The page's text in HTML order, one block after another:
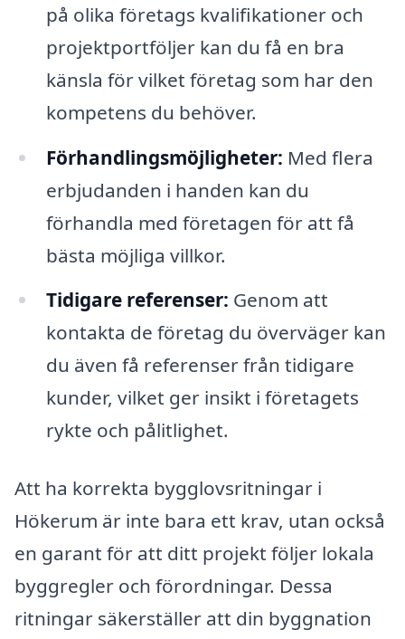
på olika företags kvalifikationer och
projektportföljer kan du få en bra
känsla för vilket företag som har den
kompetens du behöver.
Förhandlingsmöjligheter: Med flera
erbjudanden i handen kan du
förhandla med företagen för att få
bästa möjliga villkor.
Tidigare referenser: Genom att
kontakta de företag du överväger kan
du även få referenser från tidigare
kunder, vilket ger insikt i företagets
rykte och pålitlighet.
Att ha korrekta bygglovsritningar i
Hökerum är inte bara ett krav, utan också
en garant för att ditt projekt följer lokala
byggregler och förordningar. Dessa
ritningar säkerställer att din byggnation